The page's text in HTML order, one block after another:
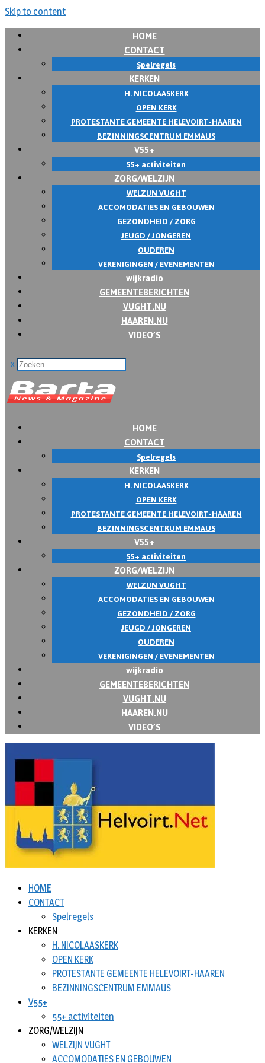
Skip to content
HOME
CONTACT
Spelregels
KERKEN
H. NICOLAASKERK
OPEN KERK
PROTESTANTE GEMEENTE HELEVOIRT-HAAREN
BEZINNINGSCENTRUM EMMAUS
V55+
55+ activiteiten
ZORG/WELZIJN
WELZIJN VUGHT
ACCOMODATIES EN GEBOUWEN
GEZONDHEID / ZORG
JEUGD / JONGEREN
OUDEREN
VERENIGINGEN / EVENEMENTEN
wijkradio
GEMEENTEBERICHTEN
VUGHT.NU
HAAREN.NU
VIDEO’S
x
HOME
CONTACT
Spelregels
KERKEN
H. NICOLAASKERK
OPEN KERK
PROTESTANTE GEMEENTE HELEVOIRT-HAAREN
BEZINNINGSCENTRUM EMMAUS
V55+
55+ activiteiten
ZORG/WELZIJN
WELZIJN VUGHT
ACCOMODATIES EN GEBOUWEN
GEZONDHEID / ZORG
JEUGD / JONGEREN
OUDEREN
VERENIGINGEN / EVENEMENTEN
wijkradio
GEMEENTEBERICHTEN
VUGHT.NU
HAAREN.NU
VIDEO’S
HOME
CONTACT
Spelregels
KERKEN
H. NICOLAASKERK
OPEN KERK
PROTESTANTE GEMEENTE HELEVOIRT-HAAREN
BEZINNINGSCENTRUM EMMAUS
V55+
55+ activiteiten
ZORG/WELZIJN
WELZIJN VUGHT
ACCOMODATIES EN GEBOUWEN